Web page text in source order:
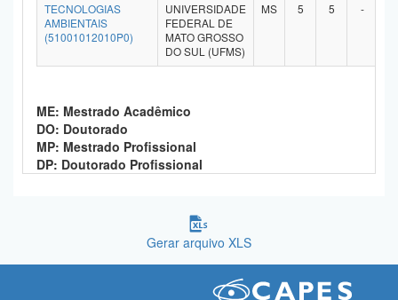
TECNOLOGIAS
AMBIENTAIS
(51001012010P0)
UNIVERSIDADE
FEDERAL DE
MATO GROSSO
DO SUL (UFMS)
MS 5 5 -
ME: Mestrado Acadêmico
DO: Doutorado
MP: Mestrado Profissional
DP: Doutorado Profissional
Gerar arquivo XLS